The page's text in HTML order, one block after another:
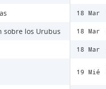
sobre los Urubus
18 Mar
18 Mar
18 Mar
19 Mié